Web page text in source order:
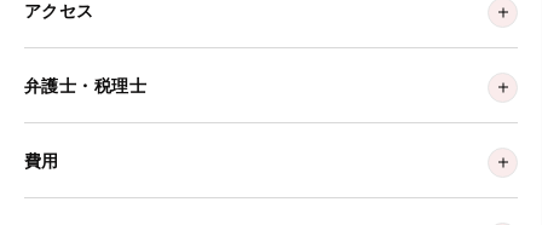
アクセス
弁護士・税理士
費用